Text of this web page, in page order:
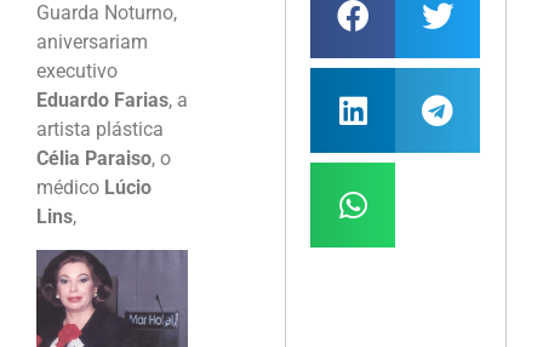
Guarda Noturno,
aniversariam
executivo
Eduardo Farias, a
artista plástica
Célia Paraiso, o
médico Lúcio
Lins,